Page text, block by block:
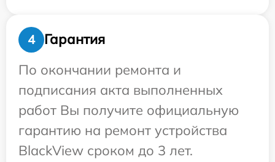
4
Гарантия
По окончании ремонта и
подписания акта выполненных
работ Вы получите официальную
гарантию на ремонт устройства
BlackView сроком до 3 лет.